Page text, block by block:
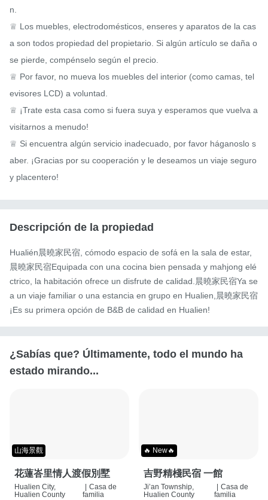
n.
♕ Los muebles, electrodomésticos, enseres y aparatos de la cas
a son todos propiedad del propietario. Si algún artículo se daña o
se pierde, compénselo según el precio.
♕ Por favor, no mueva los muebles del interior (como camas, tel
evisores LCD) a voluntad.
♕ ¡Trate esta casa como si fuera suya y esperamos que vuelva a
visitarnos a menudo!
♕ Si encuentra algún servicio inadecuado, por favor háganoslo s
aber. ¡Gracias por su cooperación y le deseamos un viaje seguro
y placentero!
Descripción de la propiedad
Hualién晨曉家民宿, cómodo espacio de sofá en la sala de estar,
晨曉家民宿Equipada con una cocina bien pensada y mahjong elé
ctrico, la habitación ofrece un disfrute de calidad.晨曉家民宿Ya se
a un viaje familiar o una estancia en grupo en Hualien,晨曉家民宿
¡Es su primera opción de B&B de calidad en Hualien!
¿Sabías que? Últimamente, todo el mundo ha
estado mirando...
山海景觀
花蓮峇里情人渡假別墅
Hualien City,
Hualien County
Casa de
familia
🔥 New🔥
吉野精棧民宿 一館
Ji’an Township,
Hualien County
Casa de
familia